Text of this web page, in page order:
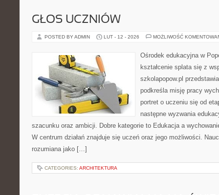
GŁOS UCZNIÓW
POSTED BY ADMIN LUT - 12 - 2026 MOŻLIWOŚĆ
Ośrodek edukacyjna w
kształcenie splata się z
szkolapopow.pl
podkreśla misję pracy
portret o uczeniu się od
następne wyzwania
szacunku oraz ambicji. Dobre kategorie to Edukacja a
W centrum działań znajduje się uczeń oraz jego możliwości.
rozumiana jako […]
CATEGORIES: ARCHITEKTURA